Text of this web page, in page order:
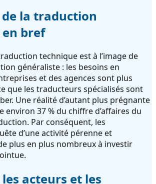
la traduction
bref
technique est à l’image de
généraliste : les besoins en
et des agences sont plus
que les traducteurs spécialisés sont
Une réalité d’autant plus prégnante
environ 37 % du chiffre d’affaires du
Par conséquent, les
d’une activité pérenne et
plus en plus nombreux à investir
acteurs et les